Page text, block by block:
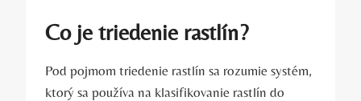
Co je triedenie rastlín?
Pod pojmom triedenie rastlín sa rozumie systém,
ktorý sa používa na klasifikovanie rastlín do